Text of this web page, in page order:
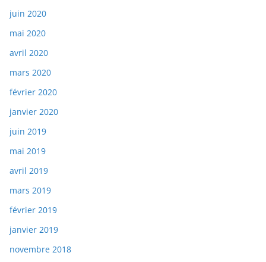
juin 2020
mai 2020
avril 2020
mars 2020
février 2020
janvier 2020
juin 2019
mai 2019
avril 2019
mars 2019
février 2019
janvier 2019
novembre 2018